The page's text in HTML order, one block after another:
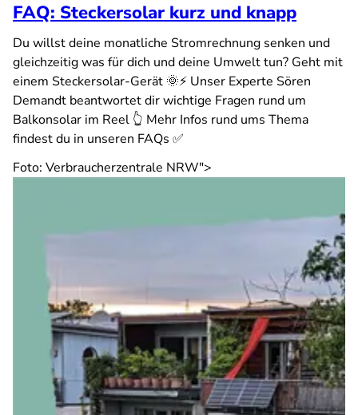
FAQ: Steckersolar kurz und knapp
Du willst deine monatliche Stromrechnung senken und
gleichzeitig was für dich und deine Umwelt tun? Geht mit
einem Steckersolar-Gerät 🌞⚡ Unser Experte Sören
Demandt beantwortet dir wichtige Fragen rund um
Balkonsolar im Reel 👆 Mehr Infos rund ums Thema
findest du in unseren FAQs ✅
Foto: Verbraucherzentrale NRW">